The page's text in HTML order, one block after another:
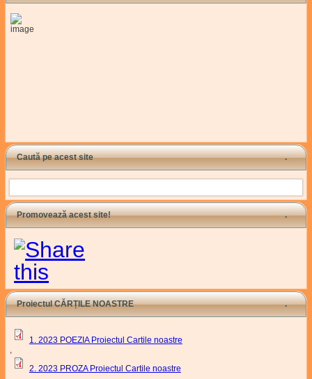
Caută pe acest site
Search
Promovează acest site!
Proiectul CĂRȚILE NOASTRE
1. 2023 POEZIA Proiectul Cartile noastre
,
2. 2023 PROZA Proiectul Cartile noastre